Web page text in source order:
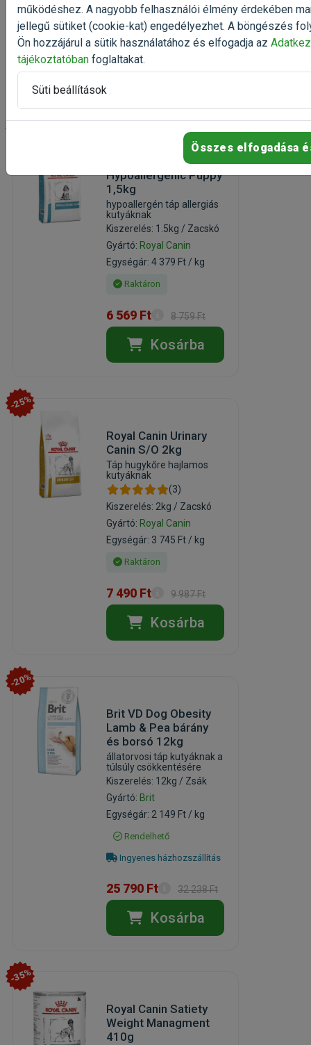
Raktáron, utolsó
darabok
13 990 Ft 15 544 Ft
Kosárba
Hypoallergenic Puppy
1,5kg
hypoallergén táp allergiás
kutyáknak
Kiszerelés: 1.5kg / Zacskó
Gyártó: Royal Canin
Egységár: 4 379 Ft / kg
Raktáron
6 569 Ft 8 759 Ft
Kosárba
-25%
Royal Canin Urinary
Canin S/O 2kg
Táp hugykőre hajlamos
kutyáknak
(3)
Kiszerelés: 2kg / Zacskó
Gyártó: Royal Canin
Egységár: 3 745 Ft / kg
Raktáron
7 490 Ft 9 987 Ft
Kosárba
-20%
Brit VD Dog Obesity
Lamb & Pea bárány
és borsó 12kg
állatorvosi táp kutyáknak a
túlsúly csökkentésére
Kiszerelés: 12kg / Zsák
Gyártó: Brit
Egységár: 2 149 Ft / kg
Rendelhető
Ingyenes házhozszállítás
25 790 Ft 32 238 Ft
Kosárba
-35%
Royal Canin Satiety
Weight Managment
410g
működéshez. A nagyobb felhasználói élmény érdekében
jellegű sütiket (cookie-kat) engedélyezhet. A böngészés
Ön hozzájárul a sütik használatához és elfogadja az
tájékoztatóban foglaltakat.
Süti beállítások
Összes elfogadása